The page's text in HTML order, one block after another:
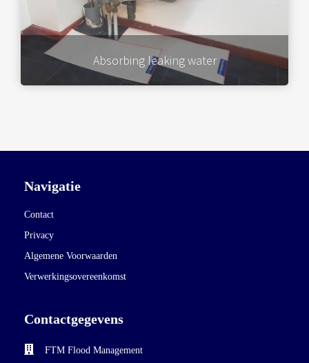
Absorbing leaking water
Navigatie
Contact
Privacy
Algemene Voorwaarden
Verwerkingsovereenkomst
Contactgegevens
FTM Flood Management